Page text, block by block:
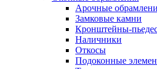
Арочные
Замковые камни
Кронштейны-
Наличники
Откосы
Подоконные